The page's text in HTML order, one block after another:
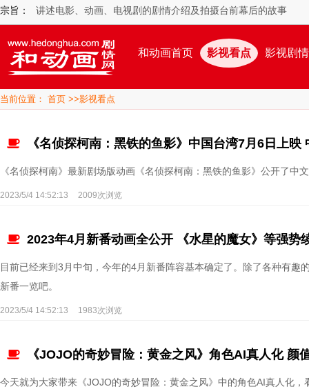
宗旨： 讲述电影、动画、电视剧的剧情介绍及拍摄台前幕后的故事
和动画首页 影视看点 影视剧情
当前位置： 首页 >>影视看点
《名侦探柯南：黑铁的鱼影》中国台湾7月6日上映
《名侦探柯南》最新剧场版动画《名侦探柯南：黑铁的鱼影》公开了中
2023/5/4 14:52:13 2009次浏览
2023年4月新番动画全公开 《水星的魔女》等强势
目前已经来到3月中旬，今年的4月新番阵容基本确定了。除了各种有
新番一览吧。
2023/5/4 14:52:13 1983次浏览
《JOJO的奇妙冒险：黄金之风》角色AI真人化 颜
今天就为大家带来《JOJO的奇妙冒险：黄金之风》中的角色AI真人化